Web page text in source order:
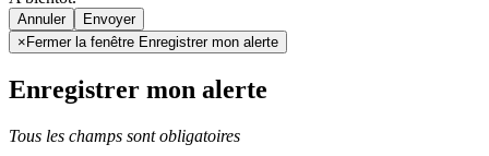
Annuler
× Fermer la fenêtre Enregistrer mon alerte
Enregistrer mon alerte
Tous les champs sont obligatoires